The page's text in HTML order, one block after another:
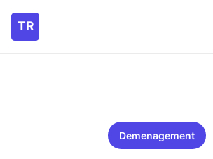
Demenagement